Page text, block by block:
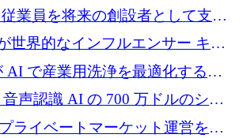
調達、ロンドン事務所を開設
業員を将来の創設者として支援
でファンドを立ち上げる
世界的なインフルエンサー キャ
動化するためにシリーズ A で
調達
AI で産業用洗浄を最適化するた
ーロを調達
声認識 AI の 700 万ドルのシー
終了
ライベートマーケット運営を自